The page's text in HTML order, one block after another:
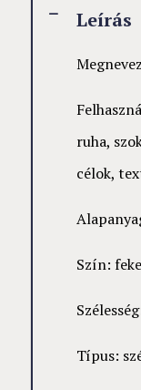
Leírás
ruha,
célok,
Szín:
Típus: